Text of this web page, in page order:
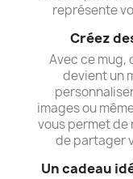
représente
Créez
Avec ce mug,
devient un
images ou
vous permet de
de partager
Un cadeau